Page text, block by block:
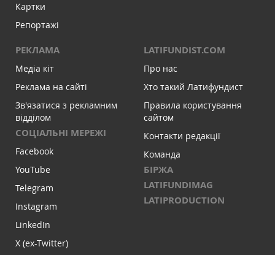
Картки
Репортажі
РЕКЛАМА
Медіа кіт
Реклама на сайті
Зв'язатися з рекламним
відділом
СОЦІАЛЬНІ МЕРЕЖІ
Facebook
YouTube
Telegram
Instagram
LinkedIn
X (ex-Twitter)
LATIFUNDIST.COM
Про нас
Хто такий Латифундист
Правила користування
сайтом
Контакти редакції
Команда
БІРЖА
LATIFUNDIMAG
LATIPRODUCTION